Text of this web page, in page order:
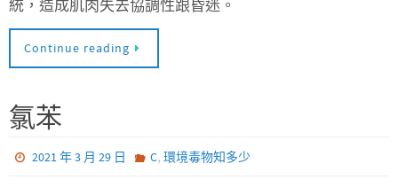
統，造成肌肉失去協調性跟昏迷。
Continue reading
氯苯
2021 年 3 月 29 日 C, 環境毒物知多少